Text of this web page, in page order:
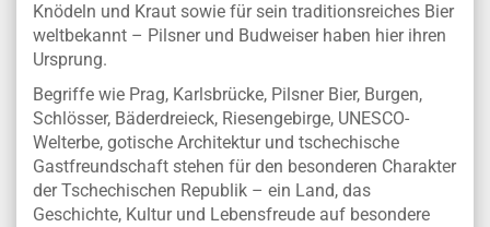
Knödeln und Kraut sowie für sein traditionsreiches Bier
weltbekannt – Pilsner und Budweiser haben hier ihren
Ursprung.
Begriffe wie Prag, Karlsbrücke, Pilsner Bier, Burgen,
Schlösser, Bäderdreieck, Riesengebirge, UNESCO-
Welterbe, gotische Architektur und tschechische
Gastfreundschaft stehen für den besonderen Charakter
der Tschechischen Republik – ein Land, das
Geschichte, Kultur und Lebensfreude auf besondere